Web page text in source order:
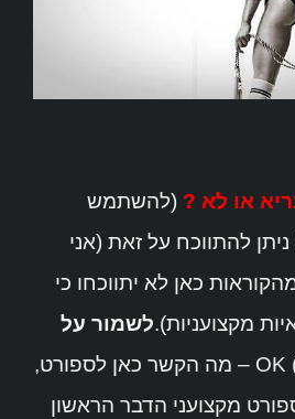
או לא ? (להשתמש
ניתן להתווכח על זאת (אני
כי 99% מהקוראות כאן לא יתווכחו כי
מקצועניות).לשמור על
(?) OK – מה הקשר כאן לספורט,
מקצועני הדבר הראשון